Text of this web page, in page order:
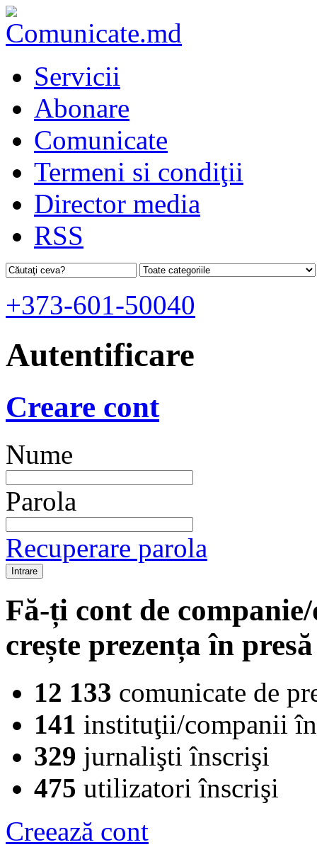
Servicii
Abonare
Comunicate
Termeni si condiţii
Director media
RSS
+373-601-50040
Autentificare
Creare cont
Nume
Parola
Recuperare parola
Fă-ți cont de
crește prezența în
12 133 comunicate de
141 instituţii/companii
329 jurnalişti înscrişi
475 utilizatori înscrişi
Creează cont